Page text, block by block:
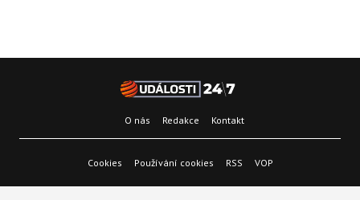
O nás Redakce Kontakt
Cookies Používání cookies RSS VOP